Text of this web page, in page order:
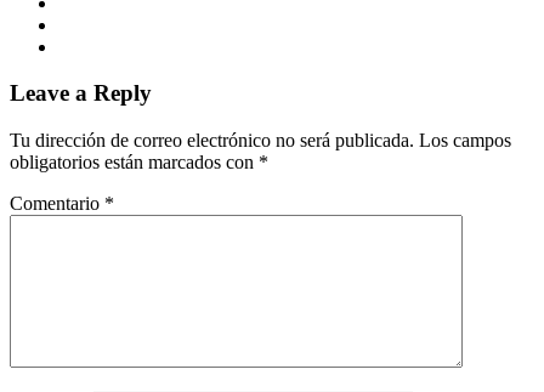
Leave a Reply
Tu dirección de correo electrónico no será publicada. Los campos
obligatorios están marcados con *
Comentario *